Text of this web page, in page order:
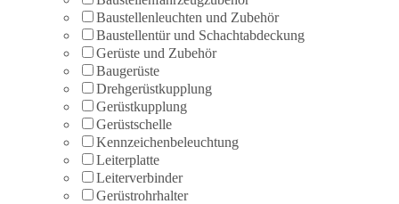
Baustellenleuchten und Zubehör
Baustellentür und Schachtabdeckung
Gerüste und Zubehör
Baugerüste
Drehgerüstkupplung
Gerüstkupplung
Gerüstschelle
Kennzeichenbeleuchtung
Leiterplatte
Leiterverbinder
Gerüstrohrhalter